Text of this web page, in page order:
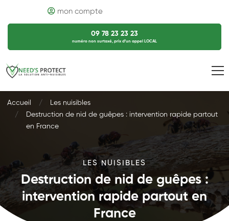
mon compte
09 78 23 23 23
numéro non surtaxé, prix d’un appel LOCAL
Accueil
Les nuisibles
Destruction de nid de guêpes : intervention rapide partout
en France
LES NUISIBLES
Destruction de nid de guêpes :
intervention rapide partout en
France